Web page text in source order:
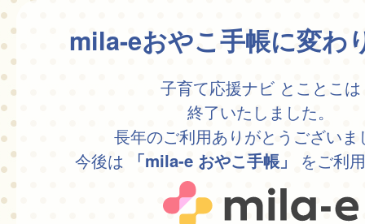
mila-eおやこ手帳に変わ
子育て応援ナビ とことこは
終了いたしました。
長年のご利用ありがとうございま
今後は
「mila-e おやこ手帳」 をご利